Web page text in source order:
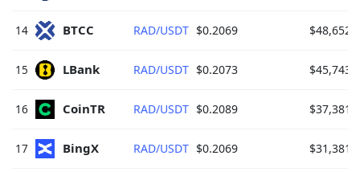
14 BTCC RAD/USDT $0.2069
15 LBank RAD/USDT $0.2073
16 CoinTR RAD/USDT $0.2089
17 BingX RAD/USDT $0.2069